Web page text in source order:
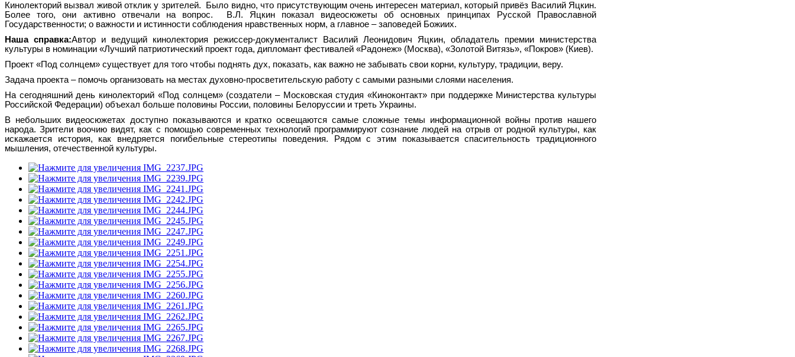
Кинолекторий вызвал живой отклик у зрителей. Было видно, что присутствующим очень интересен материал, который привёз Василий Яцкин.
Более того, они активно отвечали на вопрос. В.Л. Яцкин показал видеосюжеты об основных принципах Русской Православной
Государственности; о важности и истинности соблюдения нравственных норм, а главное – заповедей Божиих.
Наша справка:Автор и ведущий кинолектория режиссер-документалист Василий Леонидович Яцкин, обладатель премии министерства
культуры в номинации «Лучший патриотический проект года, дипломант фестивалей «Радонеж» (Москва), «Золотой Витязь», «Покров» (Киев).
Проект «Под солнцем» существует для того чтобы поднять дух, показать, как важно не забывать свои корни, культуру, традиции, веру.
Задача проекта – помочь организовать на местах духовно-просветительскую работу с самыми разными слоями населения.
На сегодняшний день кинолекторий «Под солнцем» (создатели – Московская студия «Киноконтакт» при поддержке Министерства культуры
Российской Федерации) объехал больше половины России, половины Белоруссии и треть Украины.
В небольших видеосюжетах доступно показываются и кратко освещаются самые сложные темы информационной войны против нашего
народа. Зрители воочию видят, как с помощью современных технологий программируют сознание людей на отрыв от родной культуры, как
искажается история, как внедряется погибельные стереотипы поведения. Рядом с этим показывается спасительность традиционного
мышления, отечественной культуры.